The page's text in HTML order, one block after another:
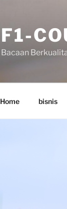
F1-
Bacaan
Home bisnis